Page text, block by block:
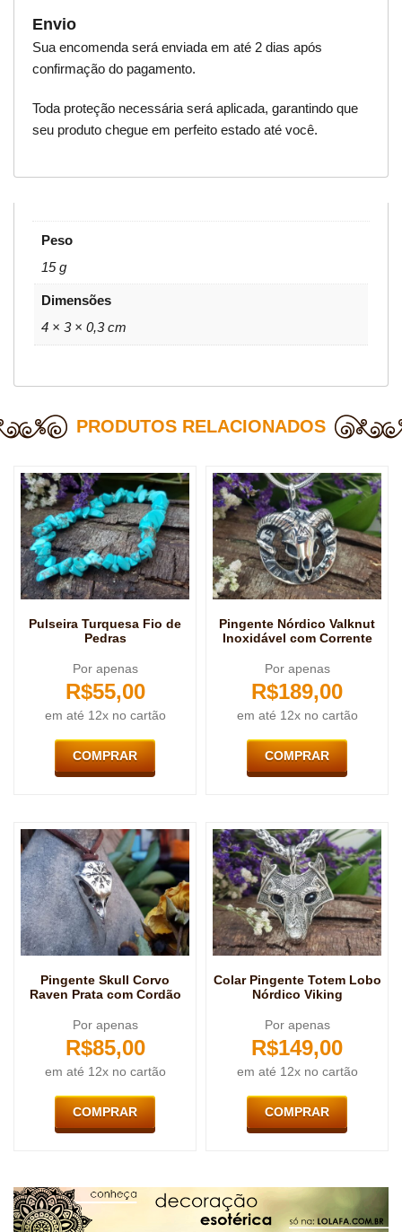
Envio
Sua encomenda será enviada em até 2 dias após
confirmação do pagamento.
Toda proteção necessária será aplicada, garantindo que
seu produto chegue em perfeito estado até você.
Peso
15 g
Dimensões
4 × 3 × 0,3 cm
PRODUTOS RELACIONADOS
Pulseira Turquesa Fio de
Pedras
Por apenas
R$55,00
em até 12x no cartão
COMPRAR
Pingente Nórdico Valknut
Inoxidável com Corrente
Por apenas
R$189,00
em até 12x no cartão
COMPRAR
Pingente Skull Corvo
Raven Prata com Cordão
Por apenas
R$85,00
em até 12x no cartão
COMPRAR
Colar Pingente Totem Lobo
Nórdico Viking
Por apenas
R$149,00
em até 12x no cartão
COMPRAR